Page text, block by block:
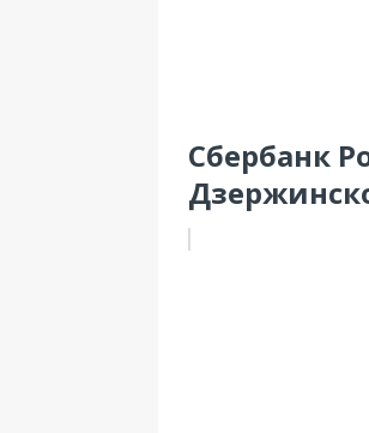
Сбербанк